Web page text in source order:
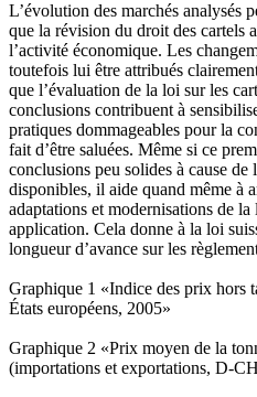
L’évolution des marchés analysés
que la révision du droit des cartels
l’activité économique. Les
toutefois lui être attribués
que l’évaluation de la loi sur les
conclusions contribuent à
pratiques dommageables pour la
fait d’être saluées. Même si ce
conclusions peu solides à cause de
disponibles, il aide quand même à
adaptations et modernisations de
application. Cela donne à la loi
longueur d’avance sur les
Graphique 1 «Indice des prix hors
États européens, 2005»
Graphique 2 «Prix moyen de la
(importations et exportations, D-